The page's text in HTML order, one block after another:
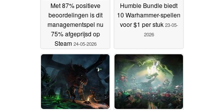
Met 87% positieve
beoordelingen is dit
managementspel nu
75% afgeprijsd op
Steam 24-05-2026
Humble Bundle biedt
10 Warhammer-spellen
voor $1 per stuk 23-05-
2026